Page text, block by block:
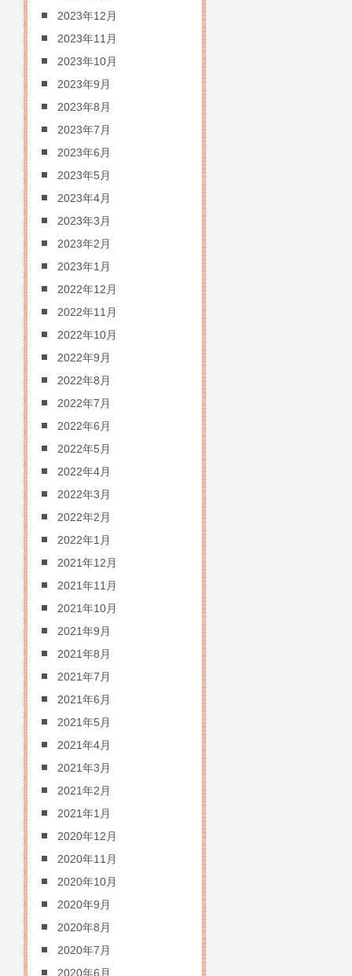
2023年12月
2023年11月
2023年10月
2023年9月
2023年8月
2023年7月
2023年6月
2023年5月
2023年4月
2023年3月
2023年2月
2023年1月
2022年12月
2022年11月
2022年10月
2022年9月
2022年8月
2022年7月
2022年6月
2022年5月
2022年4月
2022年3月
2022年2月
2022年1月
2021年12月
2021年11月
2021年10月
2021年9月
2021年8月
2021年7月
2021年6月
2021年5月
2021年4月
2021年3月
2021年2月
2021年1月
2020年12月
2020年11月
2020年10月
2020年9月
2020年8月
2020年7月
2020年6月